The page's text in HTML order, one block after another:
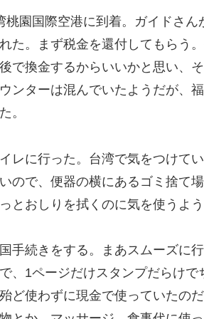
桃園国際空港に到着。ガイドさ
た。まず税金を還付してもらう
で換金するからいいかと思い、
ンターは混んでいたようだが、
。
レに行った。台湾で気をつけて
ので、便器の横にあるゴミ捨て
とおしりを拭くのに気を使うよ
手続きをする。まあスムーズに
、1ページだけスタンプだらけ
ど使わずに現金で使っていたの